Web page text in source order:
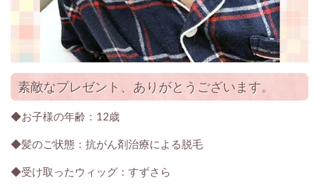
素敵なプレゼント、ありがとうございます。
◆お子様の年齢：12歳
◆髪のご状態：抗がん剤治療による脱毛
◆受け取ったウィッグ：すずさら